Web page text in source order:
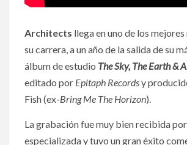
Architects llega en uno de los
su carrera, a un año de la salida de su
álbum de estudio The Sky, The Earth &
editado por Epitaph Recordsy
Fish (ex-Bring Me The Horizon).
La grabación fue muy bien recibida
especializada y tuvo un gran éxito